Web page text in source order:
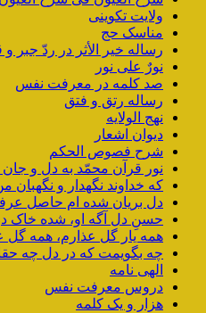
ولایت تکوینی
مناسک حج
رساله خیر الأثر در ردّ جبر و
نورٌ علی نور
صد کلمه در معرفت نفس
رساله رتق و فتق
نهج الولایه
دیوان اشعار
شرح فصوص الحکم
نور قرآن محمّد به دل و
که خداوند نگهدار و نگهبان
دل بریان شده ام حاصل
حسنِ دل آگه او، شده خاک
همه یار گل عذارم، همه گل
چه بگویمت که در دل چه
الهی نامه
دروس معرفت نفس
هزار و یک کلمه